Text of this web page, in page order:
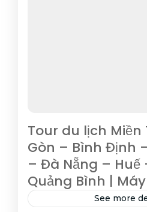
Tour du lịch Miền
Gòn – Bình Định
– Đà Nẵng – Huế
Quảng Bình |
See more